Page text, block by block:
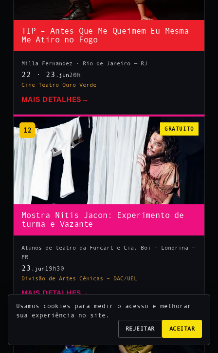
TIP – Antes Que Me Queimem Eu Mesma
Me Atiro no Fogo
Milla Fernandez · Rio de Janeiro — RJ
22 · 23 .jun20h
Cine Teatro Ouro Verde
MAIS DETALHES →
12 GRATUITO
Mostra Nitis Jacon: Experimento de
turma e Vazante
Alunos de teatro da Funcart e Cia. Boi · Londrina —
PR
23 .jun 19h30
Divisão de Artes Cênicas – DAC/UEL
MAIS DETALHES→
Usamos cookies para medir o acesso e melhorar
sua experiência no site.
REJEITAR ACEITAR